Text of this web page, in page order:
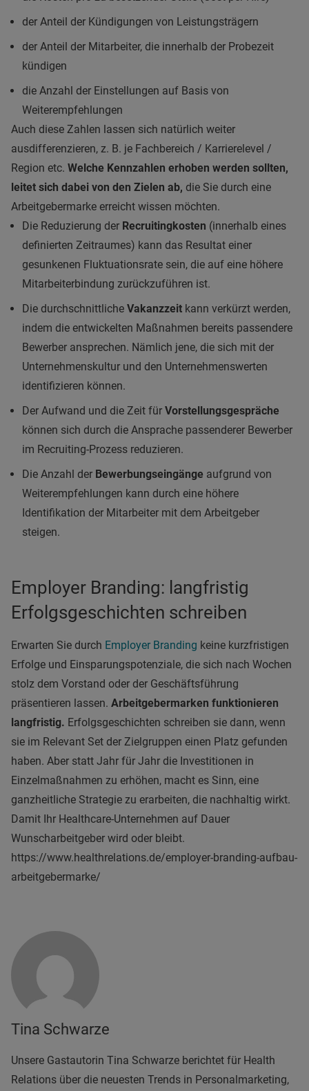
der Anteil der Kündigungen von Leistungsträgern
der Anteil der Mitarbeiter, die innerhalb der Probezeit
kündigen
die Anzahl der Einstellungen auf Basis von
Weiterempfehlungen
Auch diese Zahlen lassen sich natürlich weiter
ausdifferenzieren, z. B. je Fachbereich / Karrierelevel /
Region etc. Welche Kennzahlen erhoben werden sollten,
leitet sich dabei von den Zielen ab, die Sie durch eine
Arbeitgebermarke erreicht wissen möchten.
Die Reduzierung der Recruitingkosten (innerhalb eines
definierten Zeitraumes) kann das Resultat einer
gesunkenen Fluktuationsrate sein, die auf eine höhere
Mitarbeiterbindung zurückzuführen ist.
Die durchschnittliche Vakanzzeit kann verkürzt werden,
indem die entwickelten Maßnahmen bereits passendere
Bewerber ansprechen. Nämlich jene, die sich mit der
Unternehmenskultur und den Unternehmenswerten
identifizieren können.
Der Aufwand und die Zeit für Vorstellungsgespräche
können sich durch die Ansprache passenderer Bewerber
im Recruiting-Prozess reduzieren.
Die Anzahl der Bewerbungseingänge aufgrund von
Weiterempfehlungen kann durch eine höhere
Identifikation der Mitarbeiter mit dem Arbeitgeber
steigen.
Employer Branding: langfristig
Erfolgsgeschichten schreiben
Erwarten Sie durch Employer Branding keine kurzfristigen
Erfolge und Einsparungspotenziale, die sich nach Wochen
stolz dem Vorstand oder der Geschäftsführung
präsentieren lassen. Arbeitgebermarken funktionieren
langfristig. Erfolgsgeschichten schreiben sie dann, wenn
sie im Relevant Set der Zielgruppen einen Platz gefunden
haben. Aber statt Jahr für Jahr die Investitionen in
Einzelmaßnahmen zu erhöhen, macht es Sinn, eine
ganzheitliche Strategie zu erarbeiten, die nachhaltig wirkt.
Damit Ihr Healthcare-Unternehmen auf Dauer
Wunscharbeitgeber wird oder bleibt.
https://www.healthrelations.de/employer-branding-aufbau-
arbeitgebermarke/
Tina Schwarze
Unsere Gastautorin Tina Schwarze berichtet für Health
Relations über die neuesten Trends in Personalmarketing,